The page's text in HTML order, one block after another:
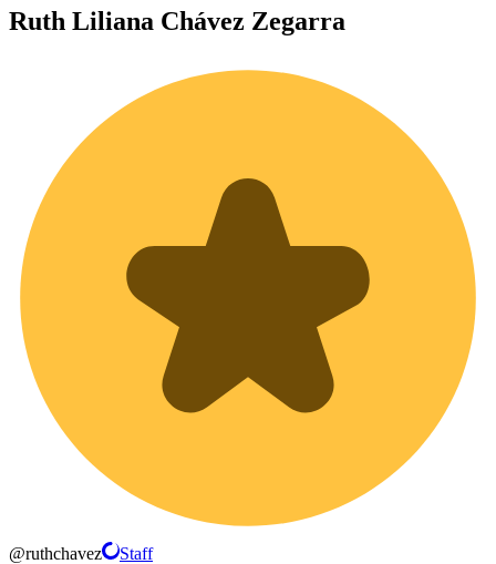
Ruth Liliana Chávez Zegarra
@ruthchavez Staff